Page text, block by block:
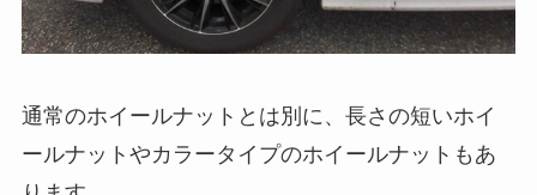
通常のホイールナットとは別に、長さの短いホイ
ールナットやカラータイプのホイールナットもあ